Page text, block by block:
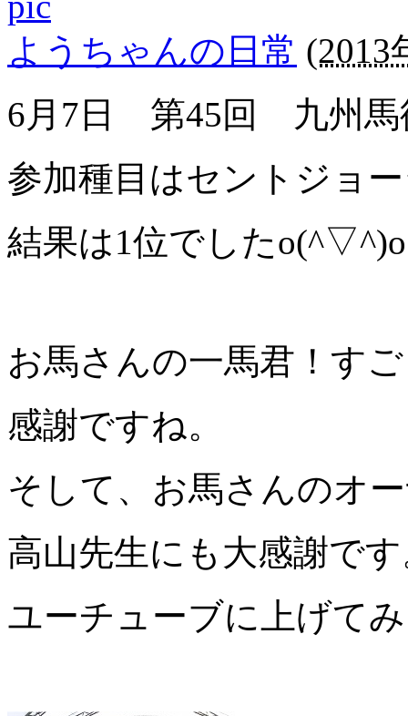
ようちゃんの日常 (2013
6月7日 第45回 九州馬
参加種目はセントジョ
結果は1位でしたo(^▽^)o
お馬さんの一馬君！す
感謝ですね。
そして、お馬さんのオ
高山先生にも大感謝で
ユーチューブに上げて